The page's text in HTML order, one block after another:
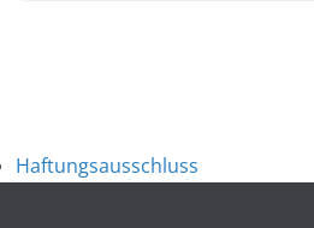
Haftungsausschluss